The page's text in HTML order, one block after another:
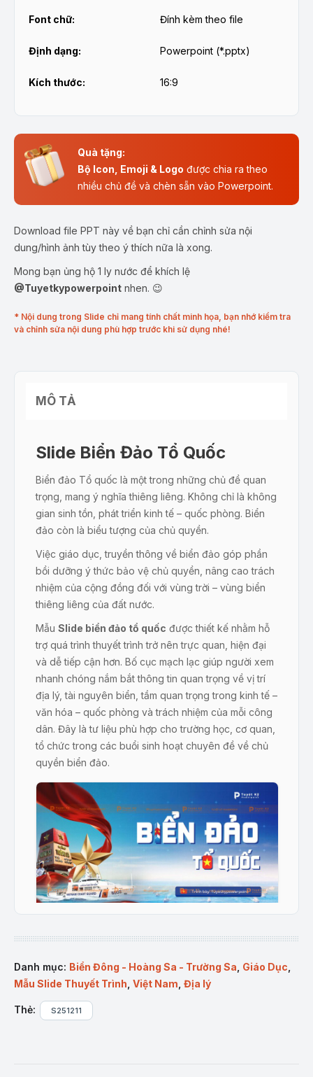
Font chữ: Đính kèm theo file
Định dạng: Powerpoint (*.pptx)
Kích thước: 16:9
Quà tặng:
Bộ Icon, Emoji & Logo được chia ra theo
nhiều chủ đề và chèn sẵn vào Powerpoint.
Download file PPT này về bạn chỉ cần chỉnh sửa nội
dung/hình ảnh tùy theo ý thích nữa là xong.
Mong bạn ủng hộ 1 ly nước để khích lệ
@Tuyetkypowerpoint nhen. 😉
* Nội dung trong Slide chỉ mang tính chất minh họa, bạn nhớ kiểm tra
và chỉnh sửa nội dung phù hợp trước khi sử dụng nhé!
MÔ TẢ
Slide Biển Đảo Tổ Quốc
Biển đảo Tổ quốc là một trong những chủ đề quan
trọng, mang ý nghĩa thiêng liêng. Không chỉ là không
gian sinh tồn, phát triển kinh tế – quốc phòng. Biển
đảo còn là biểu tượng của chủ quyền.
Việc giáo dục, truyền thông về biển đảo góp phần
bồi dưỡng ý thức bảo vệ chủ quyền, nâng cao trách
nhiệm của cộng đồng đối với vùng trời – vùng biển
thiêng liêng của đất nước.
Mẫu Slide biển đảo tổ quốc được thiết kế nhằm hỗ
trợ quá trình thuyết trình trở nên trực quan, hiện đại
và dễ tiếp cận hơn. Bố cục mạch lạc giúp người xem
nhanh chóng nắm bắt thông tin quan trọng về vị trí
địa lý, tài nguyên biển, tầm quan trọng trong kinh tế –
văn hóa – quốc phòng và trách nhiệm của mỗi công
dân. Đây là tư liệu phù hợp cho trường học, cơ quan,
tổ chức trong các buổi sinh hoạt chuyên đề về chủ
quyền biển đảo.
Trang bìa slide Biển Đảo Tổ Quốc
Mô tả sản phẩm:
BộSlide biển đảo tổ quốcgồm hơn 14 slide thiết kế
chuẩn 16:9, màu xanh hải quân kết hợp đỏ cờ tổ
quốc tạo cảm giác trang trọng và giàu tính biểu
Danh mục: Biển Đông - Hoàng Sa - Trường Sa Giáo Dục
Mẫu Slide Thuyết Trình Việt Nam Địa lý
Thẻ: S251211